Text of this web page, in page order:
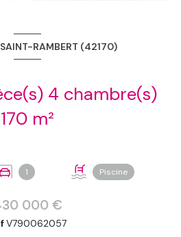
RAMBERT (42170)
170 m²
1 Piscine
000 €
V790062057